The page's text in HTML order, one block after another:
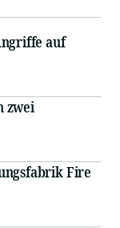
auf
zwei
Fire